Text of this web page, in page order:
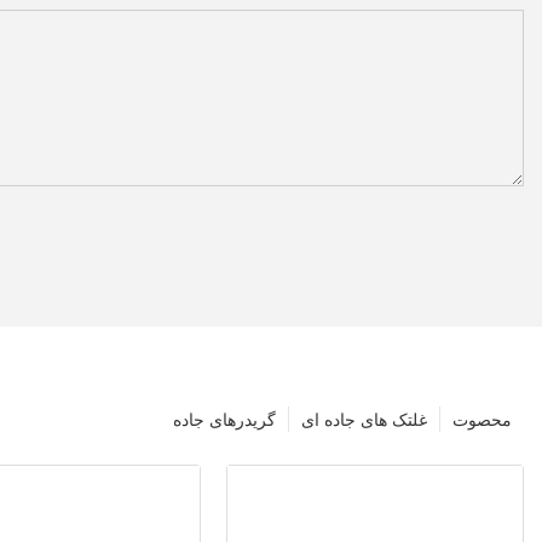
محصوت غلتک های جاده ای گریدرهای جاده